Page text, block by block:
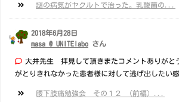
謎の病気がヤクルトで治った。乳酸菌の...
2018年6月28日
masa @ UNITElabo さん
大井先生 拝見して頂きまたコメントありがと
がとりきれなかった患者様に対して逃げ出したい
腰下肢痛勉強会 その１２ （前編）...